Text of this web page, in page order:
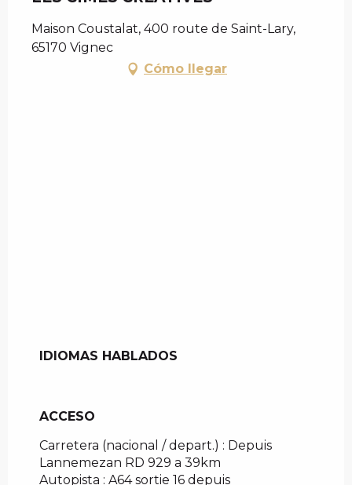
Maison Coustalat, 400 route de Saint-Lary,
65170 Vignec
Cómo llegar
IDIOMAS HABLADOS
IDIOMAS HABLADOS
ACCESO
ACCESO
Carretera (nacional / depart.) : Depuis
Lannemezan RD 929 a 39km
Autopista : A64 sortie 16 depuis